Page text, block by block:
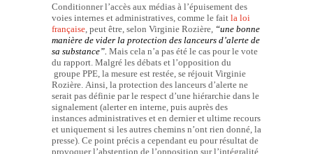
Conditionner l’accès aux médias à l’épuisement des
voies internes et administratives, comme le fait la loi
française , peut être, selon Virginie Rozière, “une bonne
manière de vider la protection des lanceurs d’alerte de
sa substance” Mais cela n’a pas été le cas pour le vote
du rapport. Malgré les débats et l’opposition du
groupe PPE, la mesure est restée, se réjouit Virginie
Rozière. Ainsi, la protection des lanceurs d’alerte ne
serait pas définie par le respect d’une hiérarchie dans le
signalement (alerter en interne, puis auprès des
instances administratives et en dernier et ultime recours
et uniquement si les autres chemins n’ont rien donné, la
presse). Ce point précis a cependant eu pour résultat de
provoquer l’abstention de l’opposition sur l’intégralité